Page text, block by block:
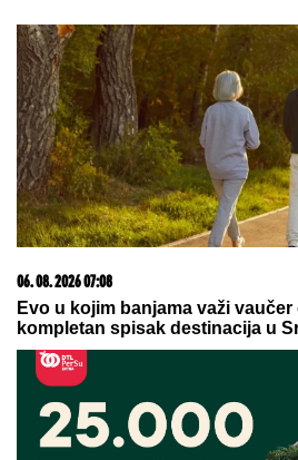
"Uovim godinama MUŽEVI
često ignorišu - zato brakovi
uključila preko
onda je nastala